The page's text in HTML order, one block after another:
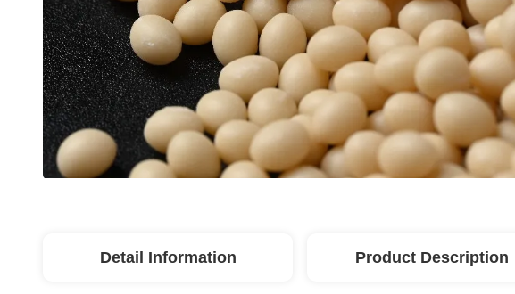
Detail Information Product Description